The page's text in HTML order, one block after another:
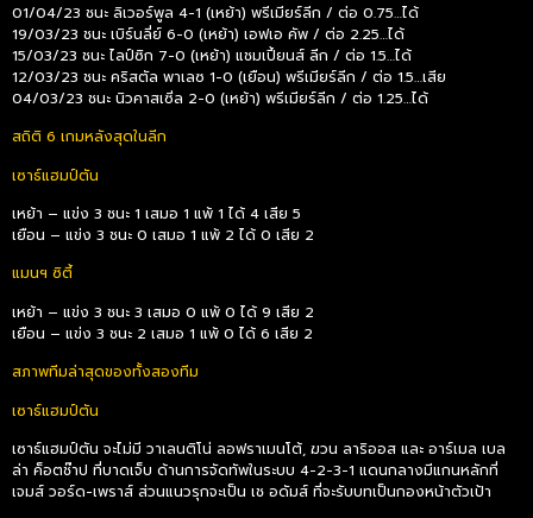
01/04/23 ชนะ ลิเวอร์พูล 4-1 (เหย้า) พรีเมียร์ลีก / ต่อ 0.75…ได้
19/03/23 ชนะ เบิร์นลี่ย์ 6-0 (เหย้า) เอฟเอ คัพ / ต่อ 2.25…ได้
15/03/23 ชนะ ไลป์ซิก 7-0 (เหย้า) แชมเปี้ยนส์ ลีก / ต่อ 1.5…ได้
12/03/23 ชนะ คริสตัล พาเลซ 1-0 (เยือน) พรีเมียร์ลีก / ต่อ 1.5…เสีย
04/03/23 ชนะ นิวคาสเซิ่ล 2-0 (เหย้า) พรีเมียร์ลีก / ต่อ 1.25…ได้
สถิติ 6 เกมหลังสุดในลีก
เซาธ์แฮมป์ตัน
เหย้า – แข่ง 3 ชนะ 1 เสมอ 1 แพ้ 1 ได้ 4 เสีย 5
เยือน – แข่ง 3 ชนะ 0 เสมอ 1 แพ้ 2 ได้ 0 เสีย 2
แมนฯ ซิตี้
เหย้า – แข่ง 3 ชนะ 3 เสมอ 0 แพ้ 0 ได้ 9 เสีย 2
เยือน – แข่ง 3 ชนะ 2 เสมอ 1 แพ้ 0 ได้ 6 เสีย 2
สภาพทีมล่าสุดของทั้งสองทีม
เซาธ์แฮมป์ตัน
เซาธ์แฮมป์ตัน จะไม่มี วาเลนติโน่ ลอฟราเมนโต้, ฆวน ลาริออส และ อาร์เมล เบล
ล่า ค็อตช๊าป ที่บาดเจ็บ ด้านการจัดทัพในระบบ 4-2-3-1 แดนกลางมีแกนหลักที่
เจมส์ วอร์ด-เพราส์ ส่วนแนวรุกจะเป็น เช อดัมส์ ที่จะรับบทเป็นกองหน้าตัวเป้า